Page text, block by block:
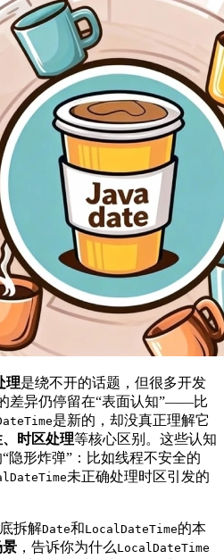
理是绕不开的话题，但很多开发
差异仍停留在“表面认知”——比
是新的，却没真正理解它
时区处理等核心区别。这些认知
隐形炸弹”：比如线程不安全的
未正确处理时区引发的
底拆解Date和LocalDateTime的本
景 ，告诉你为什么 LocalDateTime